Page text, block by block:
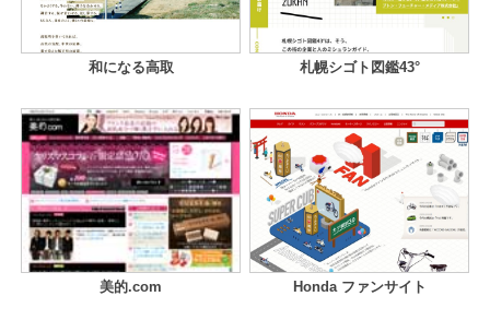
和になる高取 札幌シゴト図鑑43°
美的.com Honda ファンサイト